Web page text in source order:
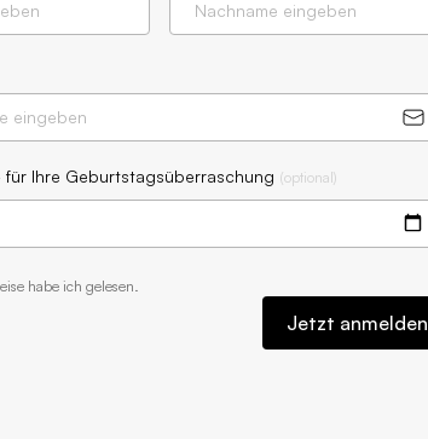
Ihre Geburtstagsüberraschung (optional)
habe ich gelesen.
Jetzt anmelden